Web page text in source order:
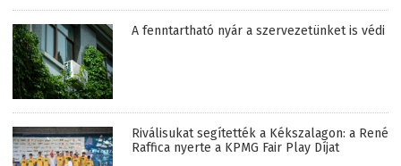
A fenntartható nyár a szervezetünket is védi
Riválisukat segítették a Kékszalagon: a René
Raffica nyerte a KPMG Fair Play Díjat